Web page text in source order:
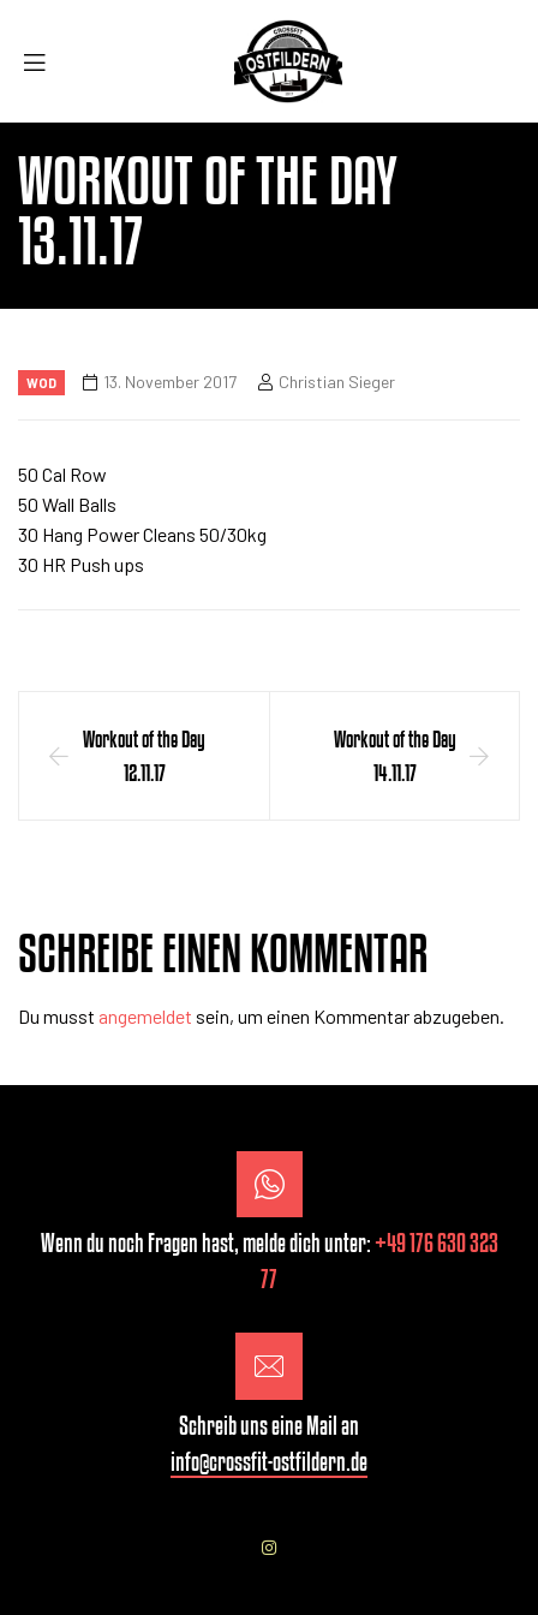
WORKOUT OF THE DAY
13.11.17
WOD 13. November 2017 Christian Sieger
50 Cal Row
50 Wall Balls
30 Hang Power Cleans 50/30kg
30 HR Push ups
Workout of the Day
12.11.17
Workout of the Day
14.11.17
SCHREIBE EINEN KOMMENTAR
Du musst angemeldet sein, um einen Kommentar abzugeben.
Wenn du noch Fragen hast, melde dich unter:+49 176 630 323
77
Schreib uns eine Mail an
info@crossfit-ostfildern.de